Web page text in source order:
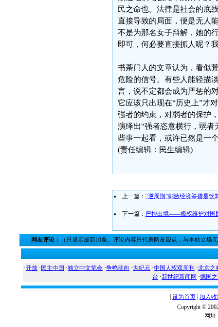
民之命也。法律是社会的底
直接导致的局面，便是无人
不是为那名女子辩解，她的
即可，何必要直接抓人呢？
书荼门人的文章认为，看似
危险的信号。有些人能轻描
言，说不定都会成为严惩的
它应该只出现在“历史上”才
强者的约束，对弱者的保护
演绎出“强者恣意横行，弱
些事一起看，或许已然是一
(责任编辑：民生编辑)
上一篇： “逆周期”刺激经济举措是饮
下一篇： 严控出境——极权维护对国
网友评论： （只显示最新10条。评论内容只代表网友观点，与本站立场
·开放 · 民主中国 ·独立中文笔会 ·争鸣动向 ·大纪元 ·中国人权双周刊 ·北京之
台 ·新世纪新闻网 ·德国
设为首页 加入
Copyright ©
网址